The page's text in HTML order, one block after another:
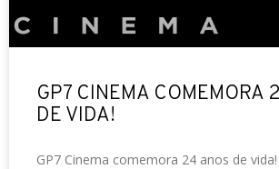
GP7 CINEMA COMEMORA
DE VIDA!
GP7 Cinema comemora 24 anos de